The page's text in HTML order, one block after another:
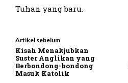
Tuhan yang baru.
Artikel sebelum
Kisah Menakjubkan
Suster Anglikan yang
Berbondong-bondong
Masuk Katolik